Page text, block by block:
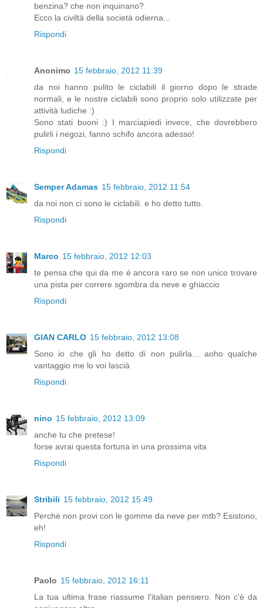
benzina? che non inquinano?
Ecco la civiltà della società odierna...
Rispondi
Anonimo 15 febbraio, 2012 11:39
da noi hanno pulito le ciclabili il giorno dopo le strade
normali, e le nostre ciclabili sono proprio solo utilizzate per
attività ludiche :)
Sono stati buoni :) I marciapiedi invece, che dovrebbero
pulirli i negozi, fanno schifo ancora adesso!
Rispondi
Semper Adamas 15 febbraio, 2012 11:54
da noi non ci sono le ciclabili. e ho detto tutto.
Rispondi
Marco 15 febbraio, 2012 12:03
te pensa che qui da me é ancora raro se non unico trovare
una pista per correre sgombra da neve e ghiaccio
Rispondi
GIAN CARLO 15 febbraio, 2012 13:08
Sono io che gli ho detto di non pulirla... aoho qualche
vantaggio me lo voi lascià
Rispondi
nino 15 febbraio, 2012 13:09
anche tu che pretese!
forse avrai questa fortuna in una prossima vita
Rispondi
Stribili 15 febbraio, 2012 15:49
Perchè non provi con le gomme da neve per mtb? Esistono,
eh!
Rispondi
Paolo 15 febbraio, 2012 16:11
La tua ultima frase riassume l'italian pensiero. Non c'è da